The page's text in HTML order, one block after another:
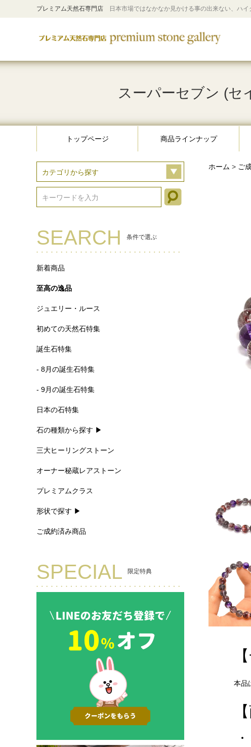
プレミアム天然石専門店 日本市場ではなかなか見かける事の出来ない、ハ
スーパーセブン (セ
トップページ 商品ラインナップ
SEARCH 条件で選ぶ
新着商品
至高の逸品
ジュエリー・ルース
初めての天然石特集
誕生石特集
- 8月の誕生石特集
- 9月の誕生石特集
日本の石特集
石の種類から探す ▶
三大ヒーリングストーン
オーナー秘蔵レアストーン
プレミアムクラス
形状で探す ▶
ご成約済み商品
SPECIAL 限定特典
ホーム > ご
本品